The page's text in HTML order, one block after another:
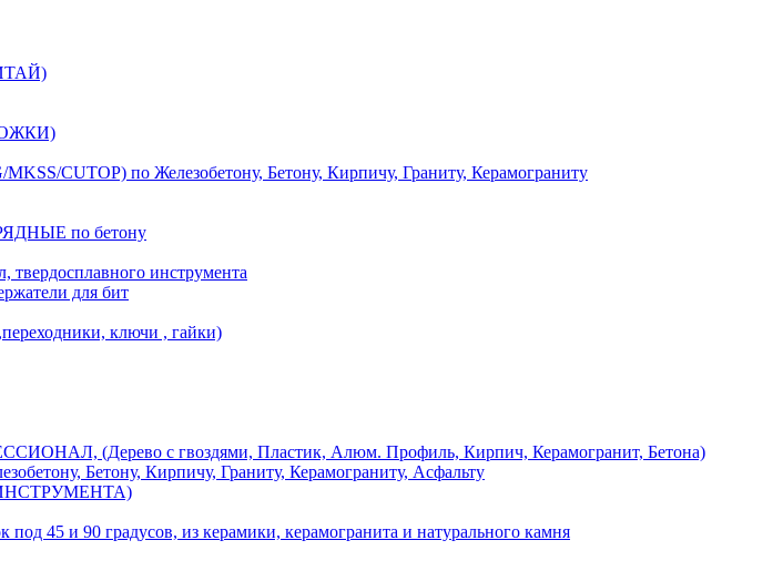
по Железобетону, Бетону, Кирпичу, Граниту, Керамограниту
по бетону
инструмента
для бит
ключи , гайки)
(Дерево с гвоздями, Пластик, Алюм. Профиль, Кирпич, Керамогранит, Бетона)
Бетону, Кирпичу, Граниту, Керамограниту, Асфальту
90 градусов, из керамики, керамогранита и натурального камня